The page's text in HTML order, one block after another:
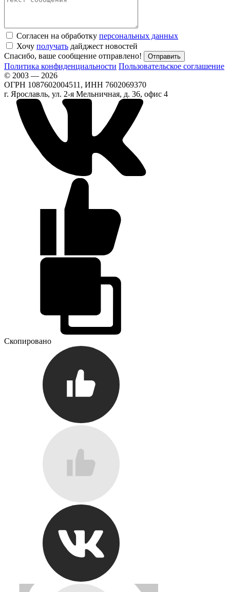
Согласен на обработку персональных данных
Хочу получать дайджест новостей
Спасибо, ваше сообщение отправлено!
Политика конфиденциальности Пользовательское соглашение
© 2003 — 2026
ОГРН 1087602004511, ИНН 7602069370
г. Ярославль, ул. 2-я Мельничная, д. 36, офис 4
Скопировано